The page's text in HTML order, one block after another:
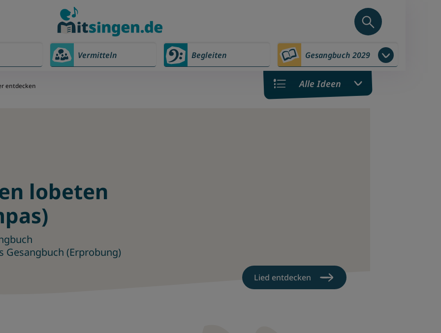
Vermitteln Begleiten Gesangbuch 2029
entdecken
lobeten
Gesangbuch (Erprobung)
Lied entdecken
Alle Ideen